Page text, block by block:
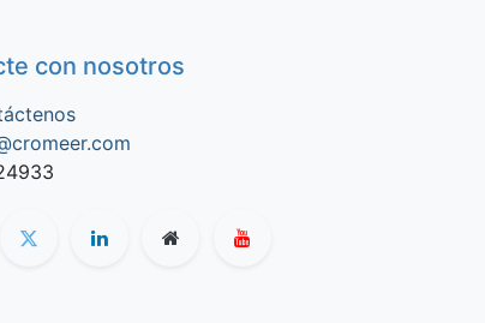
con nosotros